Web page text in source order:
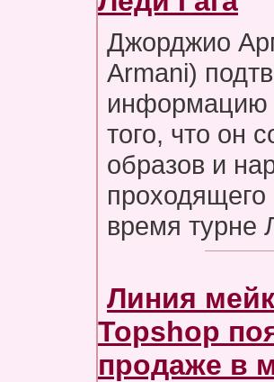
Джорджио
Armani)
информацию
того, что он
образов и
время турне
Линия
Topshop
продаже в